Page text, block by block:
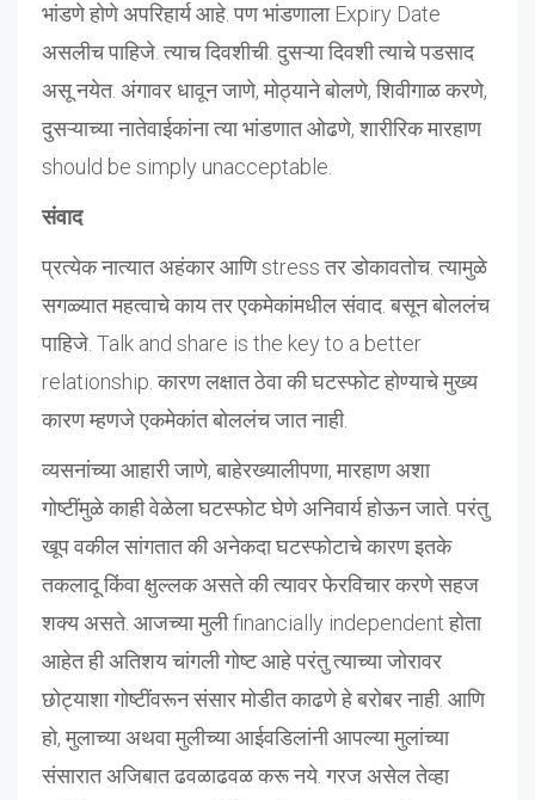
भांडणे होणे अपरिहार्य आहे. पण भांडणाला Expiry Date
असलीच पाहिजे. त्याच दिवशीची. दुसऱ्या दिवशी त्याचे पडसाद
असू नयेत. अंगावर धावून जाणे, मोठ्याने बोलणे, शिवीगाळ करणे,
दुसऱ्याच्या नातेवाईकांना त्या भांडणात ओढणे, शारीरिक मारहाण
should be simply unacceptable.
संवाद
प्रत्येक नात्यात अहंकार आणि stress तर डोकावतोच. त्यामुळे
सगळ्यात महत्वाचे काय तर एकमेकांमधील संवाद. बसून बोललंच
पाहिजे. Talk and share is the key to a better
relationship. कारण लक्षात ठेवा की घटस्फोट होण्याचे मुख्य
कारण म्हणजे एकमेकांत बोललंच जात नाही.
व्यसनांच्या आहारी जाणे, बाहेरख्यालीपणा, मारहाण अशा
गोष्टींमुळे काही वेळेला घटस्फोट घेणे अनिवार्य होऊन जाते. परंतु
खूप वकील सांगतात की अनेकदा घटस्फोटाचे कारण इतके
तकलादू किंवा क्षुल्लक असते की त्यावर फेरविचार करणे सहज
शक्य असते. आजच्या मुली financially independent होता
आहेत ही अतिशय चांगली गोष्ट आहे परंतु त्याच्या जोरावर
छोट्याशा गोष्टींवरून संसार मोडीत काढणे हे बरोबर नाही. आणि
हो, मुलाच्या अथवा मुलीच्या आईवडिलांनी आपल्या मुलांच्या
संसारात अजिबात ढवळाढवळ करू नये. गरज असेल तेव्हा